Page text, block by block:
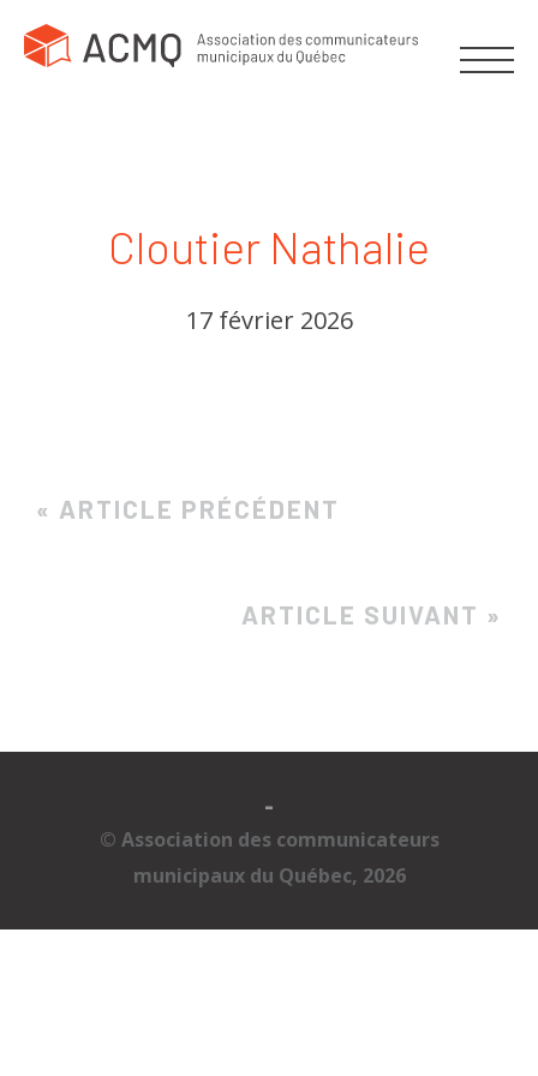
Cloutier Nathalie
17 février 2026
« ARTICLE PRÉCÉDENT
ARTICLE SUIVANT »
-
© Association des communicateurs
municipaux du Québec, 2026